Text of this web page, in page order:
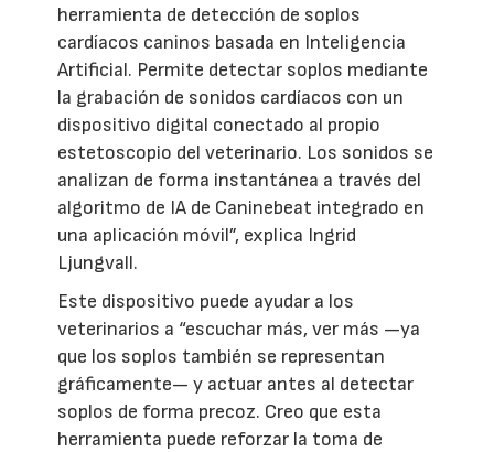
herramienta de detección de soplos
cardíacos caninos basada en Inteligencia
Artificial. Permite detectar soplos mediante
la grabación de sonidos cardíacos con un
dispositivo digital conectado al propio
estetoscopio del veterinario. Los sonidos se
analizan de forma instantánea a través del
algoritmo de IA de Caninebeat integrado en
una aplicación móvil”, explica Ingrid
Ljungvall.
Este dispositivo puede ayudar a los
veterinarios a “escuchar más, ver más —ya
que los soplos también se representan
gráficamente— y actuar antes al detectar
soplos de forma precoz. Creo que esta
herramienta puede reforzar la toma de